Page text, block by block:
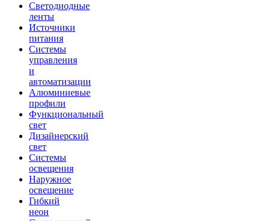
Светодиодные
ленты
Источники
питания
Системы
управления
и
автоматизации
Алюминиевые
профили
Функциональный
свет
Дизайнерский
свет
Системы
освещения
Наружное
освещение
Гибкий
неон